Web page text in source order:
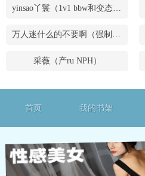
yinsao丫鬟（1v1 bbw和变态腹黑男）
万人迷什么的不要啊（强制NPH）
采薇（产ru NPH）
首页 我的书架